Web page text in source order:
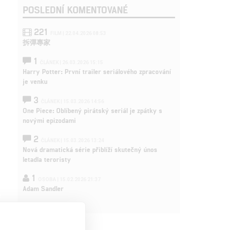
POSLEDNÍ KOMENTOVANÉ
221
拆彈專家
1
Harry Potter: První trailer seriálového zpracování
je venku
3
One Piece: Oblíbený pirátský seriál je zpátky s
novými epizodami
2
Nová dramatická série přiblíží skutečný únos
letadla teroristy
1
Adam Sandler